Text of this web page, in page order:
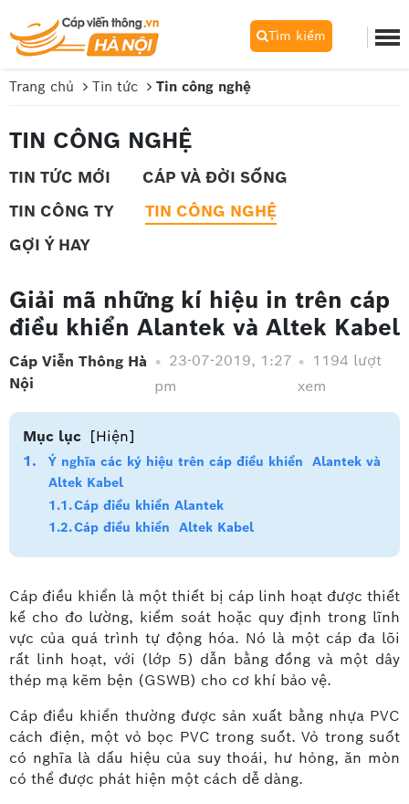
Tìm kiếm
Trang chủ Tin tức Tin công nghệ
TIN CÔNG NGHỆ
TIN TỨC MỚI
CÁP VÀ ĐỜI SỐNG
TIN CÔNG TY
TIN CÔNG NGHỆ
GỢI Ý HAY
Giải mã những kí hiệu in trên cáp
điều khiển Alantek và Altek Kabel
Cáp Viễn Thông Hà
Nội
23-07-2019, 1:27
pm
1194 lượt
xem
Mục lục [Hiện]
Ý nghĩa các ký hiệu trên cáp điều khiển Alantek và
Altek Kabel
Cáp điều khiển Alantek
Cáp điều khiển Altek Kabel
Cáp điều khiển là một thiết bị cáp linh hoạt được thiết
kế cho đo lường, kiểm soát hoặc quy định trong lĩnh
vực của quá trình tự động hóa. Nó là một cáp đa lõi
rất linh hoạt, với (lớp 5) dẫn bằng đồng và một dây
thép mạ kẽm bện (GSWB) cho cơ khí bảo vệ.
Cáp điều khiển thường được sản xuất bằng nhựa PVC
cách điện, một vỏ bọc PVC trong suốt. Vỏ trong suốt
có nghĩa là dấu hiệu của suy thoái, hư hỏng, ăn mòn
có thể được phát hiện một cách dễ dàng.